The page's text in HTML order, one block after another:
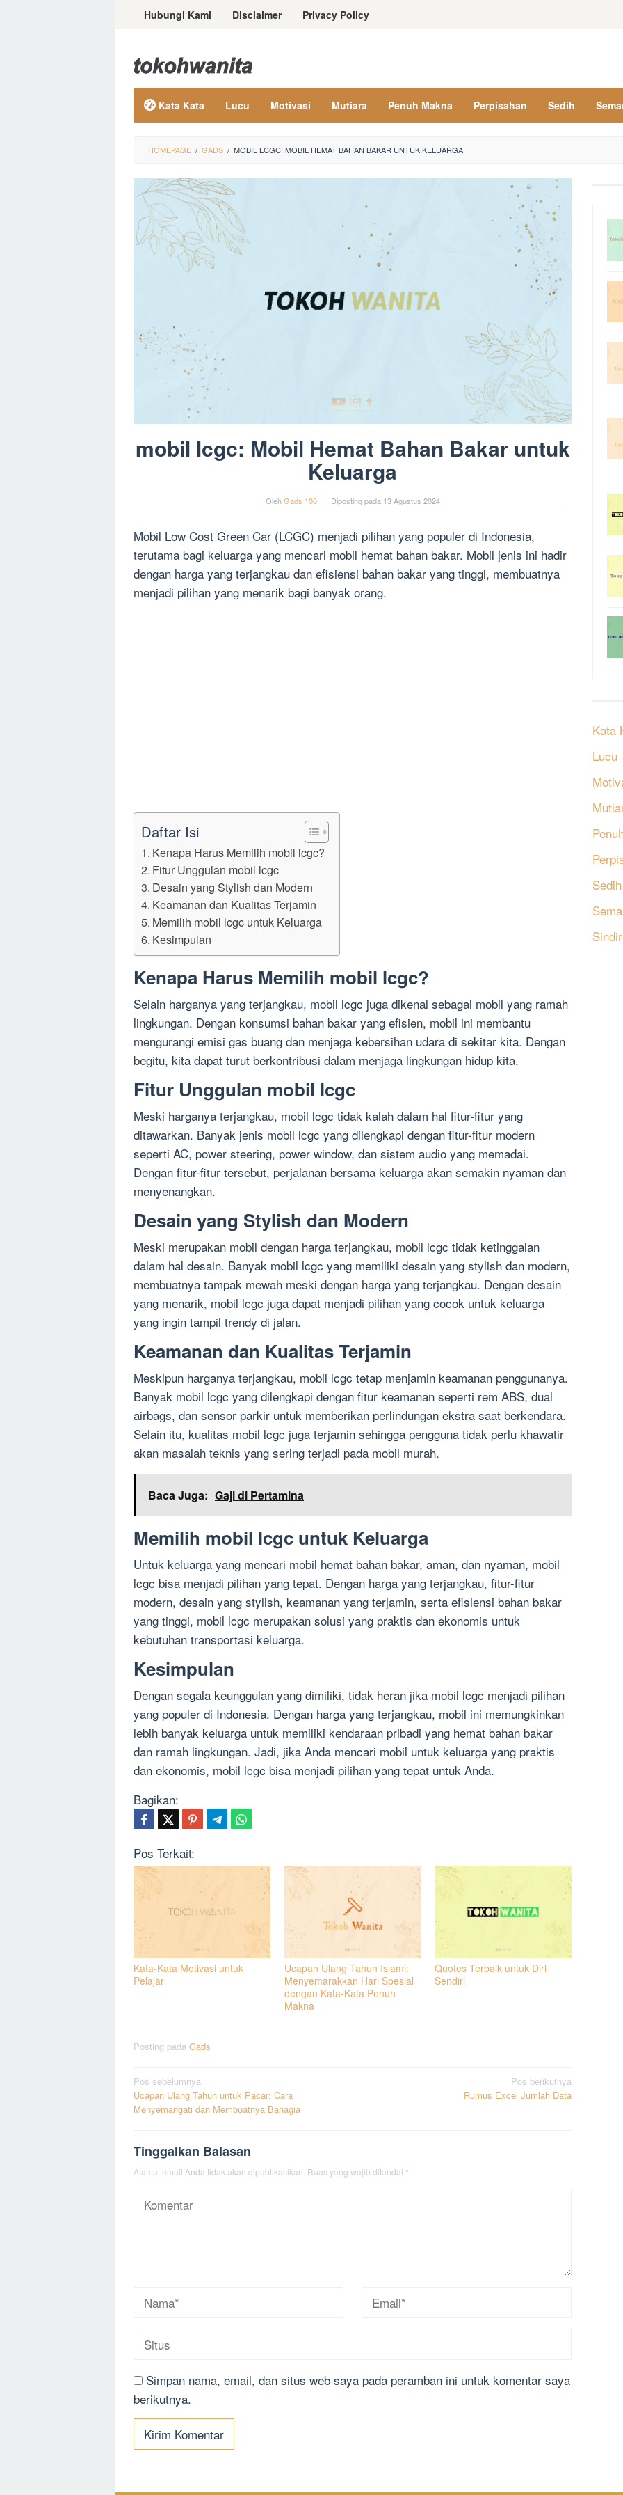
LoncatHubungi Kami Disclaimer Privacy Policy
Kata Kata Lucu Motivasi Mutiara Penuh Makna Perpisahan Sedih
HOMEPAGE / GADS / MOBIL LCGC: MOBIL HEMAT BAHAN BAKAR UNTUK KELUARGA
mobil lcgc: Mobil Hemat Bahan Bakar untuk
Keluarga
OlehGads 100 Diposting pada 13 Agustus 2024
Mobil Low Cost Green Car (LCGC) menjadi pilihan yang populer di Indonesia,
terutama bagi keluarga yang mencari mobil hemat bahan bakar. Mobil jenis ini hadir
dengan harga yang terjangkau dan efisiensi bahan bakar yang tinggi, membuatnya
menjadi pilihan yang menarik bagi banyak orang.
Daftar Isi
Kenapa Harus Memilih mobil lcgc?
Fitur Unggulan mobil lcgc
Desain yang Stylish dan Modern
Keamanan dan Kualitas Terjamin
Memilih mobil lcgc untuk Keluarga
Kesimpulan
Kenapa Harus Memilih mobil lcgc?
Selain harganya yang terjangkau, mobil lcgc juga dikenal sebagai mobil yang ramah
lingkungan. Dengan konsumsi bahan bakar yang efisien, mobil ini membantu
mengurangi emisi gas buang dan menjaga kebersihan udara di sekitar kita. Dengan
begitu, kita dapat turut berkontribusi dalam menjaga lingkungan hidup kita.
Fitur Unggulan mobil lcgc
Meski harganya terjangkau, mobil lcgc tidak kalah dalam hal fitur-fitur yang
ditawarkan. Banyak jenis mobil lcgc yang dilengkapi dengan fitur-fitur modern
seperti AC, power steering, power window, dan sistem audio yang memadai.
Dengan fitur-fitur tersebut, perjalanan bersama keluarga akan semakin nyaman dan
menyenangkan.
Desain yang Stylish dan Modern
Meski merupakan mobil dengan harga terjangkau, mobil lcgc tidak ketinggalan
dalam hal desain. Banyak mobil lcgc yang memiliki desain yang stylish dan modern,
membuatnya tampak mewah meski dengan harga yang terjangkau. Dengan desain
yang menarik, mobil lcgc juga dapat menjadi pilihan yang cocok untuk keluarga
yang ingin tampil trendy di jalan.
Keamanan dan Kualitas Terjamin
Meskipun harganya terjangkau, mobil lcgc tetap menjamin keamanan penggunanya.
Banyak mobil lcgc yang dilengkapi dengan fitur keamanan seperti rem ABS, dual
airbags, dan sensor parkir untuk memberikan perlindungan ekstra saat berkendara.
Selain itu, kualitas mobil lcgc juga terjamin sehingga pengguna tidak perlu khawatir
akan masalah teknis yang sering terjadi pada mobil murah.
Baca Juga: Gaji di Pertamina
Memilih mobil lcgc untuk Keluarga
Untuk keluarga yang mencari mobil hemat bahan bakar, aman, dan nyaman, mobil
lcgc bisa menjadi pilihan yang tepat. Dengan harga yang terjangkau, fitur-fitur
modern, desain yang stylish, keamanan yang terjamin, serta efisiensi bahan bakar
yang tinggi, mobil lcgc merupakan solusi yang praktis dan ekonomis untuk
kebutuhan transportasi keluarga.
Kesimpulan
Dengan segala keunggulan yang dimiliki, tidak heran jika mobil lcgc menjadi pilihan
yang populer di Indonesia. Dengan harga yang terjangkau, mobil ini memungkinkan
lebih banyak keluarga untuk memiliki kendaraan pribadi yang hemat bahan bakar
dan ramah lingkungan. Jadi, jika Anda mencari mobil untuk keluarga yang praktis
dan ekonomis, mobil lcgc bisa menjadi pilihan yang tepat untuk Anda.
Bagikan:
Pos Terkait:
Kata-Kata Motivasi untuk
Pelajar
Ucapan Ulang Tahun Islami:
Menyemarakkan Hari Spesial
dengan Kata-Kata Penuh
Makna
Quotes Terbaik untuk Diri
Sendiri
Posting pada Gads
Navigasi
pos
Pos sebelumnya
Ucapan Ulang Tahun untuk Pacar: Cara
Menyemangati dan Membuatnya Bahagia
Pos berikutnya
Rumus Excel Jumlah Data
Tinggalkan Balasan
Alamat email Anda tidak akan dipublikasikan. Ruas yang wajib ditandai *
Simpan nama, email, dan situs web saya pada peramban ini untuk komentar saya
berikutnya.
Kata
Lucu
Sedih